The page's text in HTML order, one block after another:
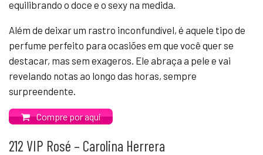
equilibrando o doce e o sexy na medida.
Além de deixar um rastro inconfundível, é aquele tipo de
perfume perfeito para ocasiões em que você quer se
destacar, mas sem exageros. Ele abraça a pele e vai
revelando notas ao longo das horas, sempre
surpreendente.
Compre por aqui
212 VIP Rosé – Carolina Herrera